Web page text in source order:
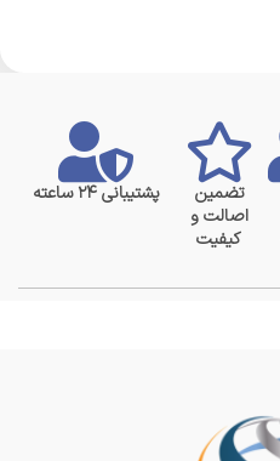
تضمین
اصالت و
کیفیت
پشتیبانی ۲۴ ساعته